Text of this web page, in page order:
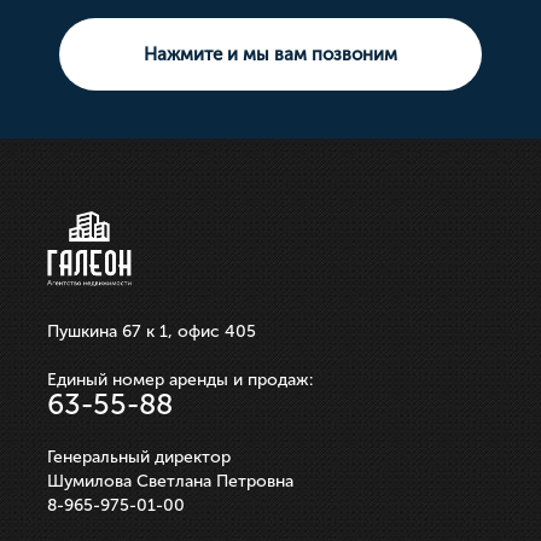
3 комнатная
ЗАПИСАТЬСЯ НА ПРОСМОТР
750 000р.
10 000 000р.
ЗАПИСАТЬСЯ НА ПРОСМОТР
21 100 000р.
Нажмите и мы вам позвоним
Пушкина 67 к 1, офис 405
Единый номер аренды и продаж:
63-55-88
Генеральный директор
Шумилова Светлана Петровна
8-965-975-01-00